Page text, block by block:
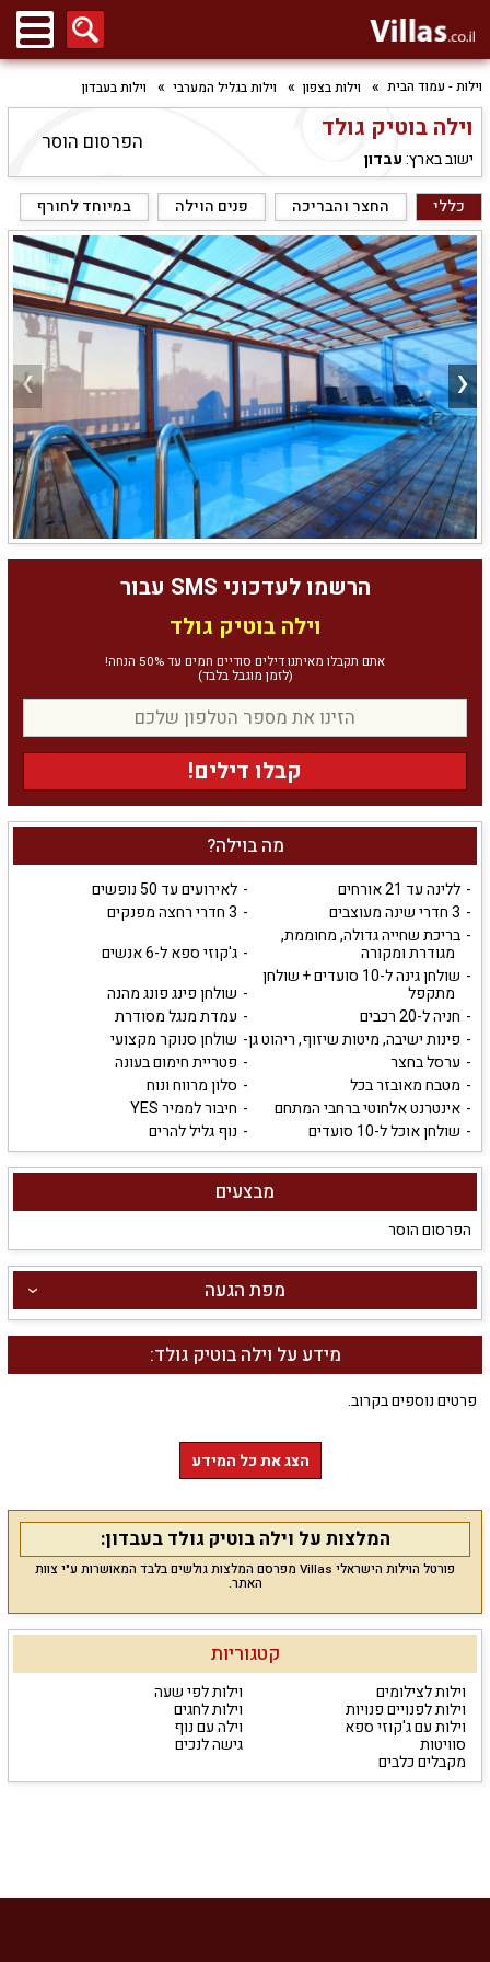
וילות - עמוד הבית וילות בצפון וילות בגליל המערבי וילות בעבדון
וילה בוטיק גולד
ישוב בארץ:עבדון
הפרסום הוסר
מה בוילה?
ללינה עד 21 אורחים
לאירועים עד 50 נופשים
3 חדרי שינה מעוצבים
3 חדרי רחצה מפנקים
בריכת שחייה גדולה, מחוממת,
מגודרת ומקורה
ג'קוזי ספא ל-6 אנשים
שולחן גינה ל-10 סועדים + שולחן
מתקפל
שולחן פינג פונג מהנה
חניה ל-20 רכבים
עמדת מנגל מסודרת
פינות ישיבה, מיטות שיזוף, ריהוט גן שולחן סנוקר מקצועי
ערסל בחצר
פטריית חימום בעונה
מטבח מאובזר בכל
סלון מרווח ונוח
אינטרנט אלחוטי ברחבי המתחם
חיבור לממיר YES
שולחן אוכל ל-10 סועדים
נוף גליל להרים
מבצעים
הפרסום הוסר
מפת הגעה
כללי החצר והבריכה פנים הוילה במיוחד לחורף
הרשמו לעדכוני SMS עבור
וילה בוטיק גולד
אתם תקבלו מאיתנו דילים סודיים חמים עד 50% הנחה!
(לזמן מוגבל בלבד)
קבלו דילים!
מידע על וילה בוטיק גולד:
פרטים נוספים בקרוב.
הצג את כל המידע
המלצות על וילה בוטיק גולד בעבדון:
פורטל הוילות הישראלי Villas מפרסם המלצות גולשים בלבד המאושרות ע"י צוות
האתר.
קטגוריות
וילות לצילומים וילות לפי שעה
וילות לפנויים פנויות וילות לחגים
וילות עם ג'קוזי ספא וילה עם נוף
סוויטות גישה לנכים
מקבלים כלבים